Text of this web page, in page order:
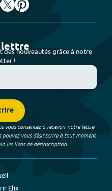
lettre
des nouveautés grâce à notre
!
vous consentez à recevoir notre lettre
vous désinscrire à tout moment
les liens de désinscription.
Elix